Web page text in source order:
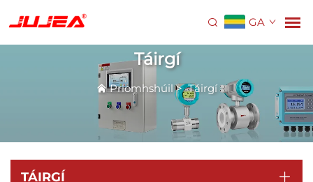
GA
Táirgí
Príomhshúil>Táirgí
TÁIRGÍ